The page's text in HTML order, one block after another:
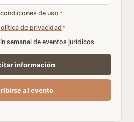
condiciones de uso *
de privacidad *
semanal de eventos jurídicos